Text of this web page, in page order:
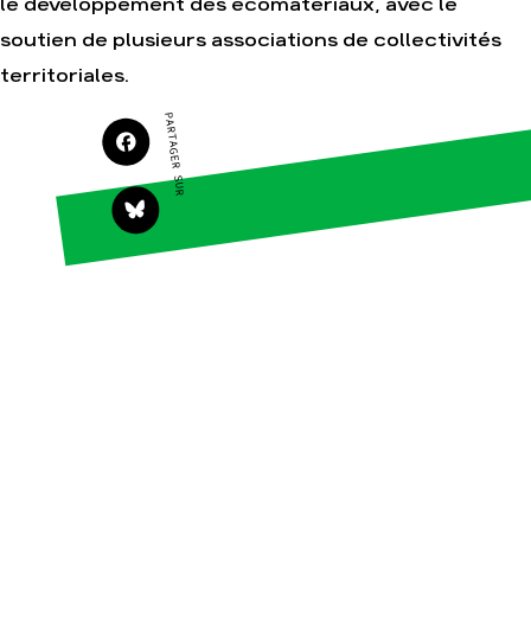
Faire un don
S'engager sur le
terrain
Agir au quotidien
Soutenir les
campagnes
Transmettre tout ou
Agriculture
Multinationales
le développement des écomatériaux, avec le
soutien de plusieurs associations de collectivités
territoriales.
PARTAGER SUR